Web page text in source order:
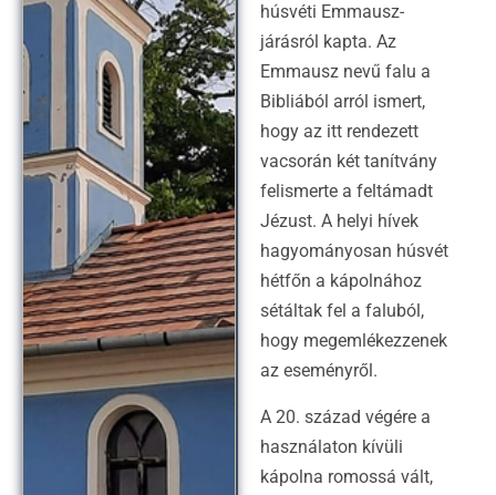
húsvéti Emmausz-
járásról kapta. Az
Emmausz nevű falu a
Bibliából arról ismert,
hogy az itt rendezett
vacsorán két tanítvány
felismerte a feltámadt
Jézust. A helyi hívek
hagyományosan húsvét
hétfőn a kápolnához
sétáltak fel a faluból,
hogy megemlékezzenek
az eseményről.
A 20. század végére a
használaton kívüli
kápolna romossá vált,